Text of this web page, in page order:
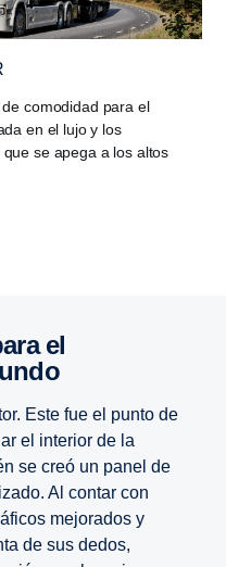
comodidad para el
en el lujo y los
se apega a los altos
Este fue el punto de
el interior de la
se creó un panel de
Al contar con
mejorados y
de sus dedos,